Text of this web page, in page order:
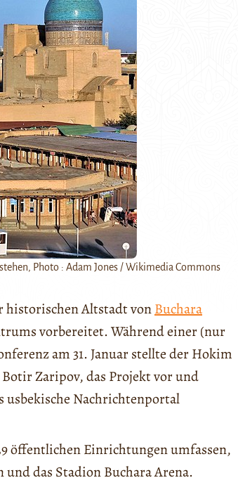
Photo : Adam Jones / Wikimedia Commons
historischen Altstadt vonBuchara
vorbereitet. Während einer (nur
am 31. Januar stellte der Hokim
Botir Zaripov, das Projekt vor und
usbekische Nachrichtenportal
öffentlichen Einrichtungen umfassen,
das Stadion Buchara Arena.